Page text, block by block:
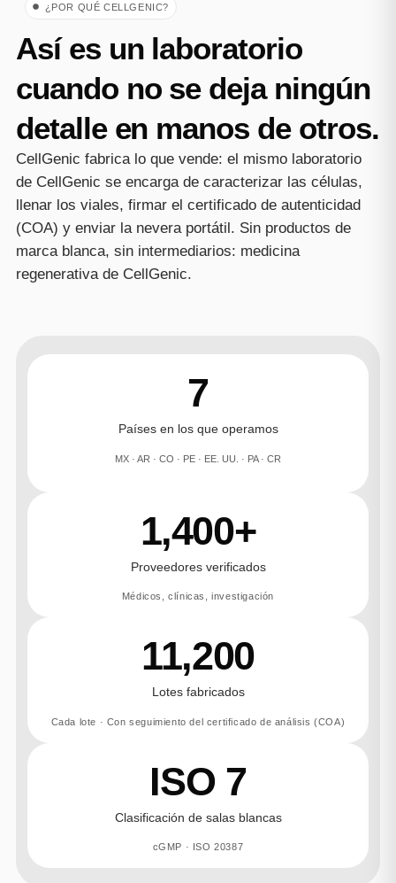
¿POR QUÉ CELLGENIC?
Así es un laboratorio
cuando no se deja ningún
detalle en manos de otros.
CellGenic fabrica lo que vende: el mismo laboratorio
de CellGenic se encarga de caracterizar las células,
llenar los viales, firmar el certificado de autenticidad
(COA) y enviar la nevera portátil. Sin productos de
marca blanca, sin intermediarios: medicina
regenerativa de CellGenic.
7
Países en los que operamos
MX · AR · CO · PE · EE. UU. · PA · CR
1,400+
Proveedores verificados
Médicos, clínicas, investigación
11,200
Lotes fabricados
Cada lote · Con seguimiento del certificado de análisis (COA)
ISO 7
Clasificación de salas blancas
cGMP · ISO 20387